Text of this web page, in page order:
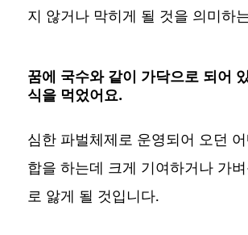
지 않거나 막히게 될 것을 의미하
꿈에 국수와 같이 가닥으로 되어
식을 먹었어요.
심한 파벌체제로 운영되어 오던
합을 하는데 크게 기여하거나 가
로 앓게 될 것입니다.